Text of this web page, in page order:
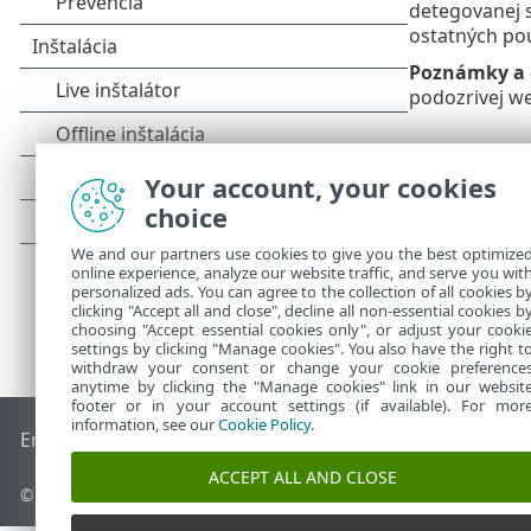
detegovanej
ostatných
Poznámky
podozrivej
End of Life Databáza znalostí ESET
© 1992 - 2026 ESET, spol. s r. o. Všetky práva vyhradené.
Your account, your cookies
choice
We and our partners use cookies to give you the best
online experience, analyze our website traffic, and serve you
personalized ads. You can agree to the collection of all cookies
clicking "Accept all and close", decline all non-essential cookies
choosing "Accept essential cookies only", or adjust your
settings by clicking "Manage cookies". You also have the right
withdraw your consent or change your cookie
anytime by clicking the "Manage cookies" link in our
footer or in your account settings (if available). For
information, see ourCookie Policy.
ACCEPT ALL AND CLOSE